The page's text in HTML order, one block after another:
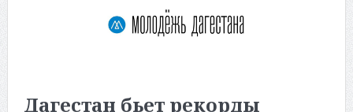
Дагестан бьет рекорды